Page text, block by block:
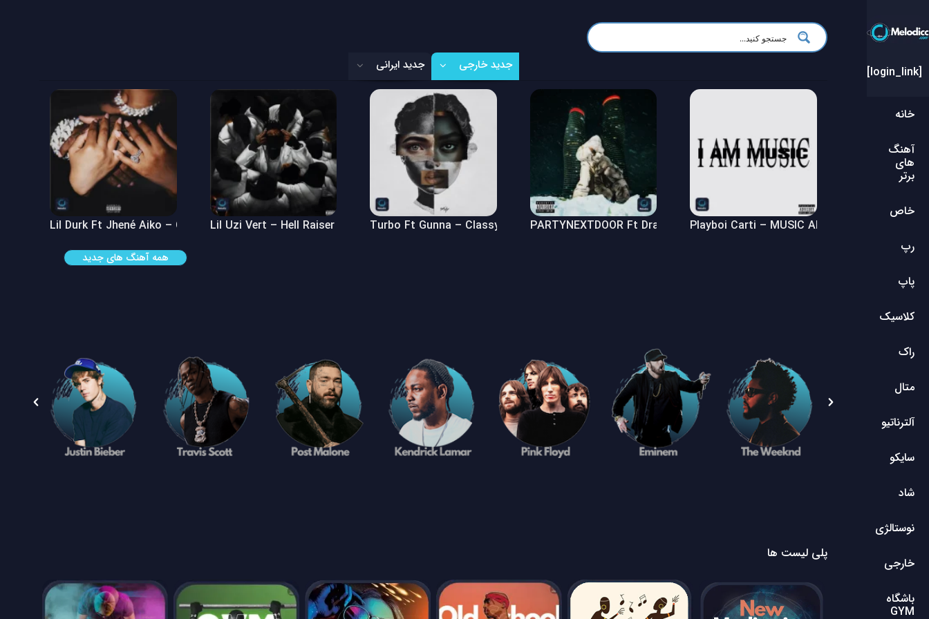
[login_link]
خانه
آهنگ
های
برتر
خاص
رپ
پاپ
کلاسیک
راک
متال
آلترناتیو
سایکو
شاد
نوستالژی
خارجی
باشگاه
GYM
جدید خارجی جدید ایرانی
Playboi Carti – MUSIC Album
PARTYNEXTDOOR Ft Drake – $ome $exy $ongs 4 U Album
Turbo Ft Gunna – Classy Girl
Lil Uzi Vert – Hell Raiser (Freestyle)
Lil Durk Ft Jhené Aiko – Can’t Hide It
همه آهنگ های جدید
پلی لیست ها